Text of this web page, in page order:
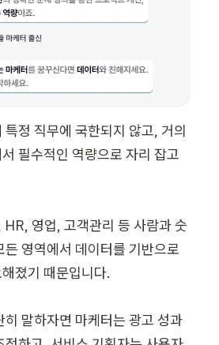
특정 직무에 국한되지 않고, 거의
필수적인 역량으로 자리 잡고
영업, 고객관리 등 사람과 숫
영역에서 데이터를 기반으로
졌기 때문입니다.
히 말하자면 마케터는 광고 성과